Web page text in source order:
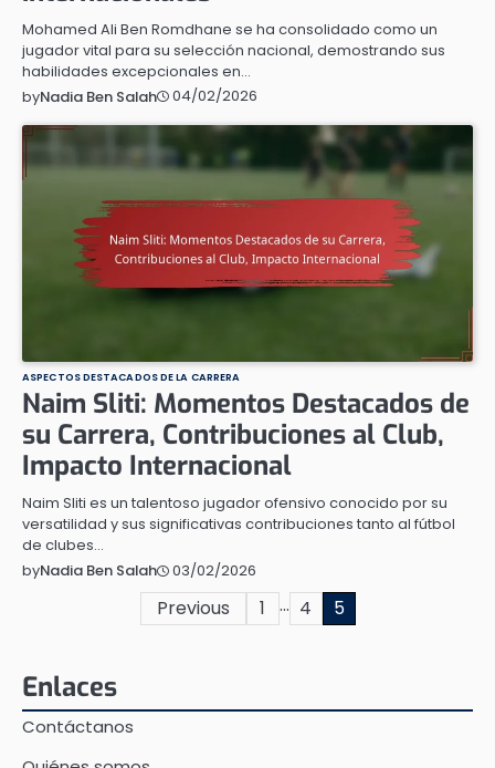
Mohamed Ali Ben Romdhane se ha consolidado como un
jugador vital para su selección nacional, demostrando sus
habilidades excepcionales en…
byNadia Ben Salah 04/02/2026
ASPECTOS DESTACADOS DE LA CARRERA
Naim Sliti: Momentos Destacados de
su Carrera, Contribuciones al Club,
Impacto Internacional
Naim Sliti es un talentoso jugador ofensivo conocido por su
versatilidad y sus significativas contribuciones tanto al fútbol
de clubes…
byNadia Ben Salah 03/02/2026
Previous 1 … 4 5
Enlaces
Contáctanos